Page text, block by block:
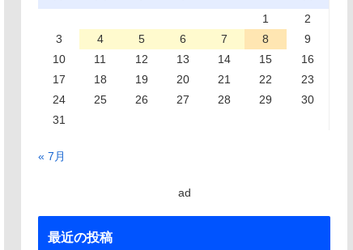
1
2
3
4 5 6 7 8
9
10
11 12 13 14 15
16
17
18 19 20 21 22
23
24
25 26 27 28 29
30
31
« 7月
ad
最近の投稿